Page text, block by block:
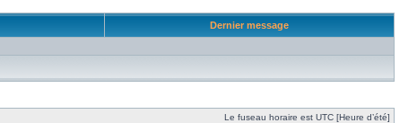
Dernier message
Le fuseau horaire est UTC [Heure d’été]